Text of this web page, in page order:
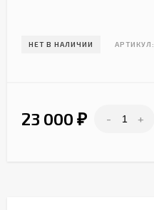
НЕТ В НАЛИЧИИ АРТИКУЛ:
23 000 ₽ - +